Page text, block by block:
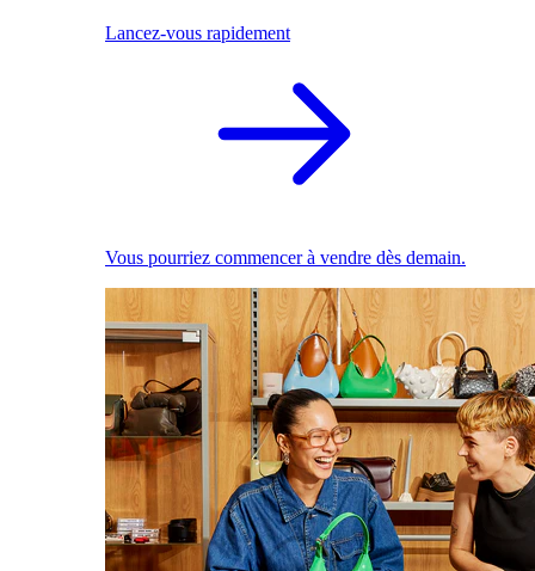
Lancez-vous rapidement
Vous pourriez commencer à vendre dès demain.